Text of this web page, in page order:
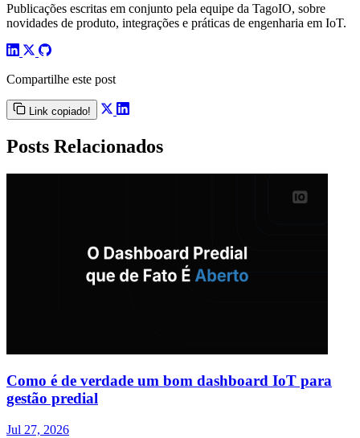
Publicações escritas em conjunto pela equipe da TagoIO, sobre
novidades de produto, integrações e práticas de engenharia em IoT.
Compartilhe este post
Link copiado!
Posts Relacionados
Como é de verdade um bom dashboard IoT para
gestão predial
Jul 27, 2026